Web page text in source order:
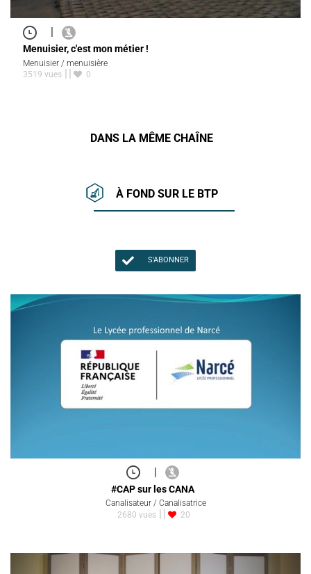
|
Menuisier, c'est mon métier !
Menuisier / menuisière
3519 vues
0
DANS LA MÊME CHAÎNE
À FOND SUR LE BTP
S'ABONNER
|
#CAP sur les CANA
Canalisateur / Canalisatrice
2680 vues
20